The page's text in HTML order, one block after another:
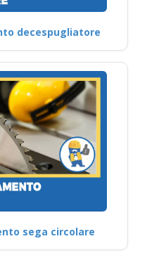
decespugliatore
sega circolare